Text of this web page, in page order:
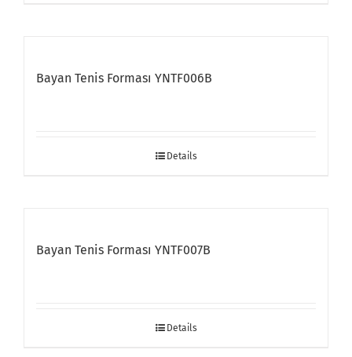
Bayan Tenis Forması YNTF006B
Details
Bayan Tenis Forması YNTF007B
Details